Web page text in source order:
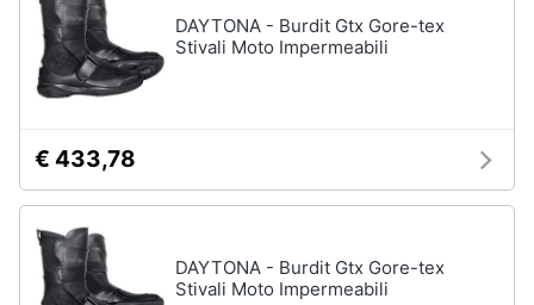
Orecchini
Cavigliera
Collane
tutti
DAYTONA - Burdit Gtx Gore-tex
Stivali Moto Impermeabili
€ 433,78
DAYTONA - Burdit Gtx Gore-tex
Stivali Moto Impermeabili